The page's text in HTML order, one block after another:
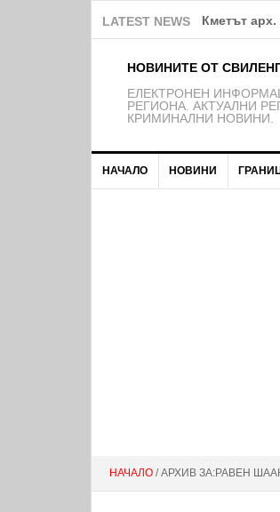
LATEST NEWS Община
НОВИНИТЕ ОТ
EЛЕКТРОНЕН
РЕГИОНА. АКТУАЛНИ
КРИМИНАЛНИ НОВИНИ.
НАЧАЛО НОВИНИ
НАЧАЛО / АРХИВ ЗА:РАВЕН